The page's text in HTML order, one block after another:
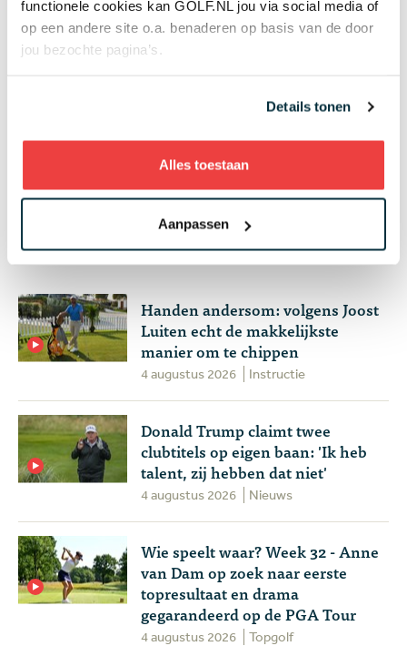
functionele cookies kan GOLF.NL jou via social media of
op een andere site o.a. benaderen op basis van de door
jou bezochte pagina’s.
Details tonen
Alles toestaan
Aanpassen
07 aug
Wisselbeker van jeugdtour gevonden in
kringloopwinkel: 'Er kwam een enorme
verrassing tevoorschijn'
+ Toon meer
Meest gelezen
Handen andersom: volgens Joost
Luiten echt de makkelijkste
manier om te chippen
4 augustus 2026 Instructie
Donald Trump claimt twee
clubtitels op eigen baan: 'Ik heb
talent, zij hebben dat niet'
4 augustus 2026 Nieuws
Wie speelt waar? Week 32 - Anne
van Dam op zoek naar eerste
topresultaat en drama
gegarandeerd op de PGA Tour
4 augustus 2026 Topgolf